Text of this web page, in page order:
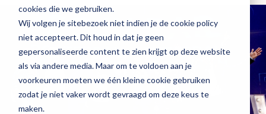
cookies die we gebruiken.
Wij volgen je sitebezoek niet indien je de cookie policy
niet accepteert. Dit houd in dat je geen
gepersonaliseerde content te zien krijgt op deze website
als via andere media. Maar om te voldoen aan je
voorkeuren moeten we één kleine cookie gebruiken
zodat je niet vaker wordt gevraagd om deze keus te
maken.